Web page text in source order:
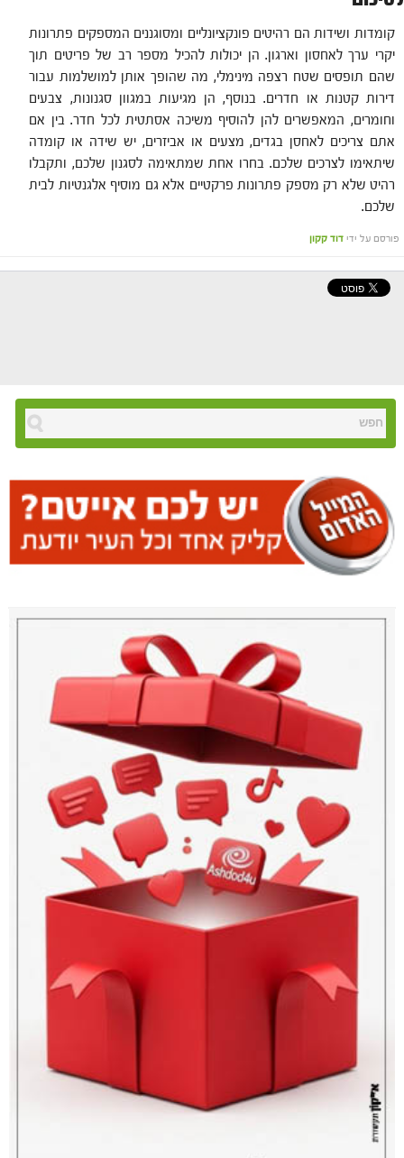
קומדות ושידות הם רהיטים פונקציונליים ומסוגננים המספקים פתרונות
יקרי ערך לאחסון וארגון. הן יכולות להכיל מספר רב של פריטים תוך
שהם תופסים שטח רצפה מינימלי, מה שהופך אותן למושלמות עבור
דירות קטנות או חדרים. בנוסף, הן מגיעות במגוון סגנונות, צבעים
וחומרים, המאפשרים להן להוסיף משיכה אסתטית לכל חדר. בין אם
אתם צריכים לאחסן בגדים, מצעים או אביזרים, יש שידה או קומדה
שיתאימו לצרכים שלכם. בחרו אחת שמתאימה לסגנון שלכם, ותקבלו
רהיט שלא רק מספק פתרונות פרקטיים אלא גם מוסיף אלגנטיות לבית
שלכם.
פורסם על ידי דוד קקון